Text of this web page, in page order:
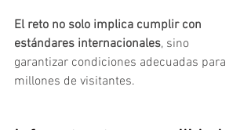
El reto no solo implica cumplir con
estándares internacionales, sino
garantizar condiciones adecuadas para
millones de visitantes.